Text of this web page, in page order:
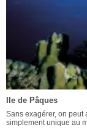
Ile de Pâques
Sans exagérer, on peut
simplement unique au